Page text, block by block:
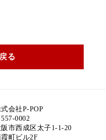
る
会社P-POP
557-0002
阪市西成区太子1-1-20
町ビル2F